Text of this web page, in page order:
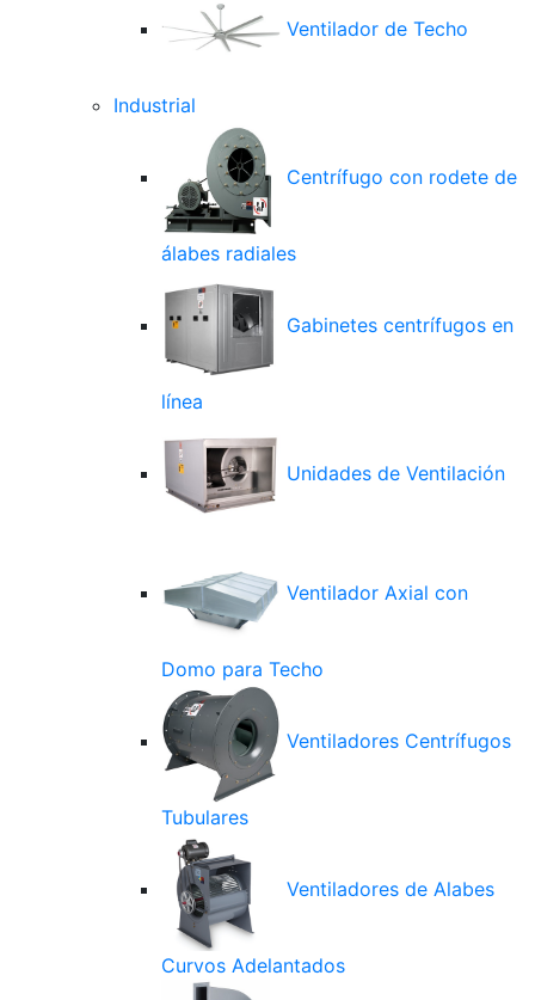
Ventilador de Techo
Industrial
Centrífugo con rodete de
álabes radiales
Gabinetes centrífugos en
línea
Unidades de Ventilación
Ventilador Axial con
Domo para Techo
Ventiladores Centrífugos
Tubulares
Ventiladores de Alabes
Curvos Adelantados